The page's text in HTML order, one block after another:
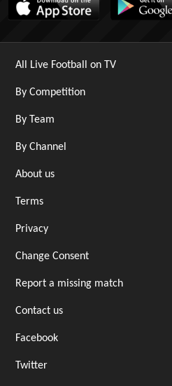
All Live Football on TV
By Competition
By Team
By Channel
About us
Terms
Privacy
Change Consent
Report a missing match
Contact us
Facebook
Twitter